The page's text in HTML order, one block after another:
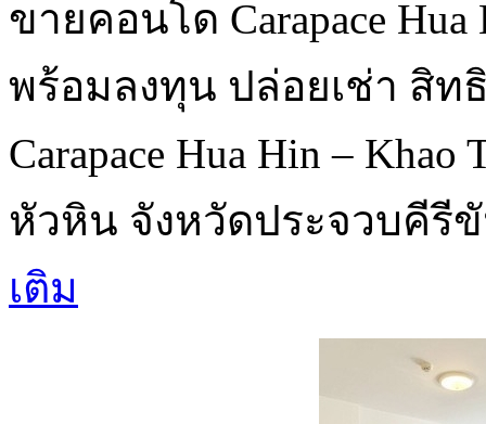
ขายคอนโด Carapace
พร้อมลงทุน ปล่อยเช่า สิท
Carapace Hua Hin –
หัวหิน จังหวัดประจวบคีรีขั
เติม